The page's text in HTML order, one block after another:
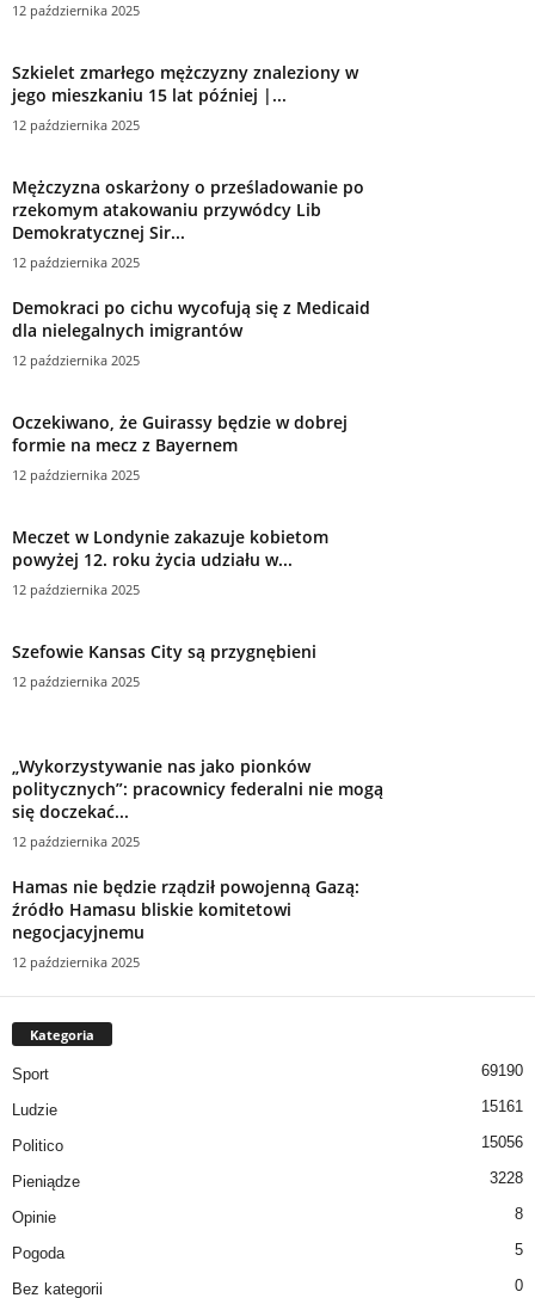
12 października 2025
Szkielet zmarłego mężczyzny znaleziony w
jego mieszkaniu 15 lat później |...
12 października 2025
Mężczyzna oskarżony o prześladowanie po
rzekomym atakowaniu przywódcy Lib
Demokratycznej Sir...
12 października 2025
Demokraci po cichu wycofują się z Medicaid
dla nielegalnych imigrantów
12 października 2025
Oczekiwano, że Guirassy będzie w dobrej
formie na mecz z Bayernem
12 października 2025
Meczet w Londynie zakazuje kobietom
powyżej 12. roku życia udziału w...
12 października 2025
Szefowie Kansas City są przygnębieni
12 października 2025
„Wykorzystywanie nas jako pionków
politycznych”: pracownicy federalni nie mogą
się doczekać...
12 października 2025
Hamas nie będzie rządził powojenną Gazą:
źródło Hamasu bliskie komitetowi
negocjacyjnemu
12 października 2025
Kategoria
Sport 69190
Ludzie 15161
Politico 15056
Pieniądze 3228
Opinie 8
Pogoda 5
Bez kategorii 0